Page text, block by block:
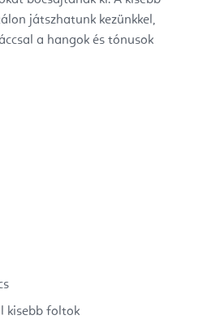
játszhatunk kezünkkel,
a hangok és tónusok
kisebb foltok